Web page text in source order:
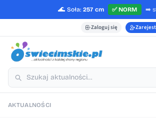
🌊 Soła: 257 cm ✅NORM ➡️
Zaloguj się
AKTUALNOŚCI